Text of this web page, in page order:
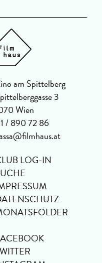
am Spittelberg
3
Wien
/ 890 72 86
LOG-IN